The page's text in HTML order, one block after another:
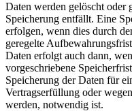
Daten werden gelöscht oder
Speicherung entfällt. Eine
erfolgen, wenn dies durch
geregelte
Daten erfolgt auch dann,
vorgeschriebene
Speicherung der Daten für
Vertragserfüllung oder
werden, notwendig ist.